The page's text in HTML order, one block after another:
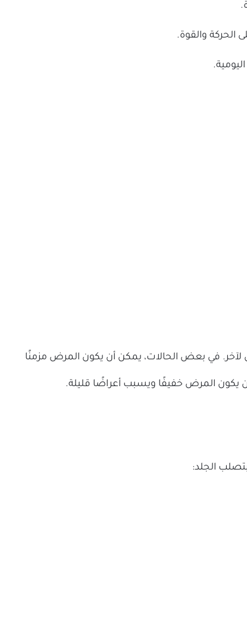
الحركة والقوة.
في بعض الحالات، يمكن أن يكون المرض مزمنًا
يكون المرض خفيفًا ويسبب أعراضًا قليلة.
الجلد: